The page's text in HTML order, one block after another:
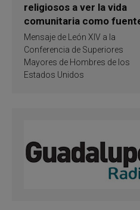
religiosos a ver la vida
comunitaria como
de inspiración y
santificación
Mensaje de León XIV a la
Conferencia de Superiores
Mayores de Hombres de los
Estados Unidos